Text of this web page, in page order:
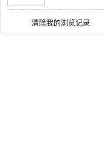
清除我的浏览记录